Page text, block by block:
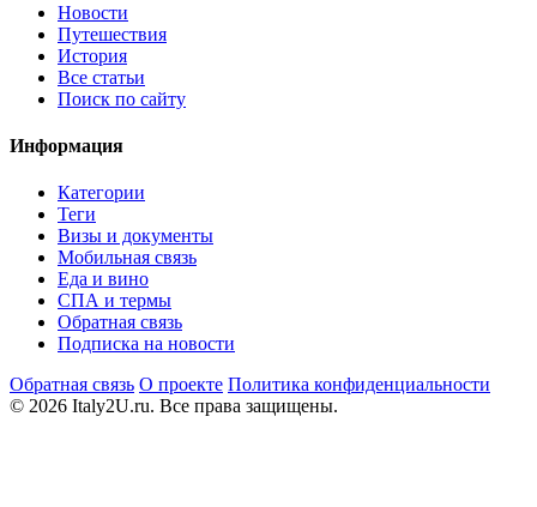
Новости
Путешествия
История
Все статьи
Поиск по сайту
Информация
Категории
Теги
Визы и документы
Мобильная связь
Еда и вино
СПА и термы
Обратная связь
Подписка на новости
Обратная связь О проекте Политика конфиденциальности
© 2026 Italy2U.ru. Все права защищены.